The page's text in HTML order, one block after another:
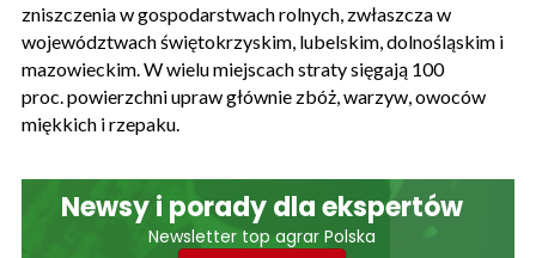
zniszczenia w gospodarstwach rolnych, zwłaszcza w
województwach świętokrzyskim, lubelskim, dolnośląskim i
mazowieckim. W wielu miejscach straty sięgają 100
proc. powierzchni upraw głównie zbóż, warzyw, owoców
miękkich i rzepaku.
Newsy i porady dla ekspertów
Newsletter top agrar Polska